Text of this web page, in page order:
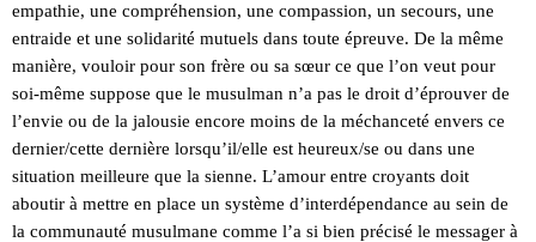
empathie, une compréhension, une compassion, un secours, une
entraide et une solidarité mutuels dans toute épreuve. De la même
manière, vouloir pour son frère ou sa sœur ce que l’on veut pour
soi-même suppose que le musulman n’a pas le droit d’éprouver de
l’envie ou de la jalousie encore moins de la méchanceté envers ce
dernier/cette dernière lorsqu’il/elle est heureux/se ou dans une
situation meilleure que la sienne. L’amour entre croyants doit
aboutir à mettre en place un système d’interdépendance au sein de
la communauté musulmane comme l’a si bien précisé le messager à